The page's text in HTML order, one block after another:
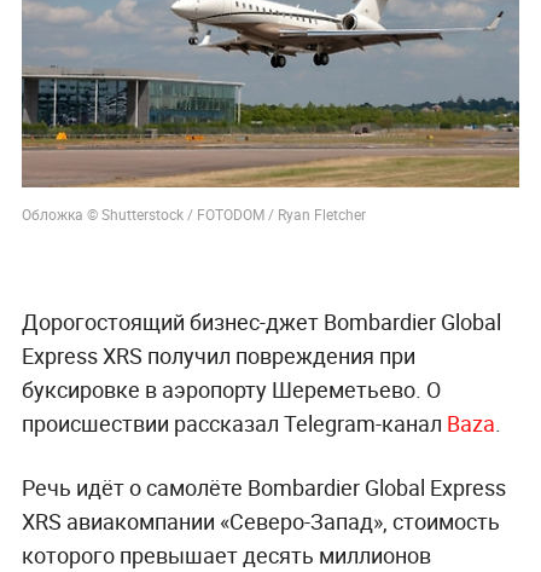
Обложка © Shutterstock / FOTODOM / Ryan Fletcher
Дорогостоящий бизнес-джет Bombardier Global
Express XRS получил повреждения при
буксировке в аэропорту Шереметьево. О
происшествии рассказал Telegram-канал Baza.
Речь идёт о самолёте Bombardier Global Express
XRS авиакомпании «Северо-Запад», стоимость
которого превышает десять миллионов